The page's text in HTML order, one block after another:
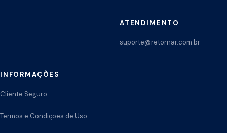
ATENDIMENTO
suporte@retornar.com.br
INFORMAÇÕES
Cliente Seguro
Termos e Condições de Uso